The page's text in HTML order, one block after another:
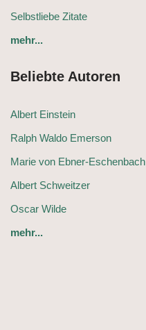
Selbstliebe Zitate
mehr...
Beliebte Autoren
Albert Einstein
Ralph Waldo Emerson
Marie von Ebner-Eschenbach
Albert Schweitzer
Oscar Wilde
mehr...